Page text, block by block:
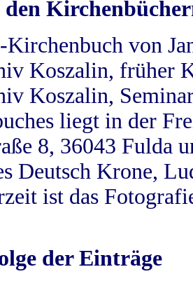
den
von
Koszalin, früher
Koszalin,
liegt in der
8, 36043 Fulda
Deutsch Krone,
ist das
der Einträge